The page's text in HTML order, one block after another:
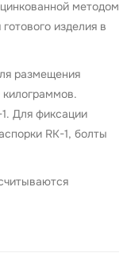
методом
изделия в
размещения
килограммов.
Для фиксации
RK-1, болты